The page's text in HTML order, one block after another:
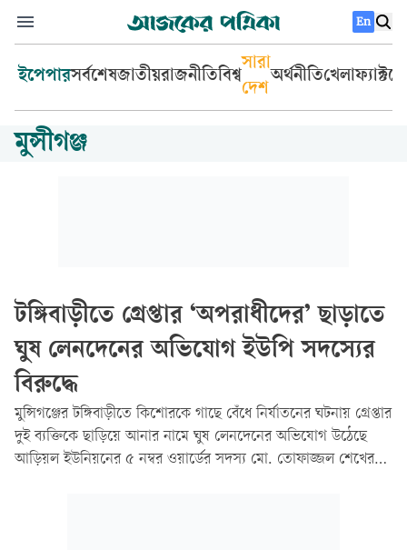
En
ইপেপারসর্বশেষজাতীয়রাজনীতিবিশ্ব
সারা
দেশ
অর্থনীতিখেলা
মুন্সীগঞ্জ
টঙ্গিবাড়ীতে গ্রেপ্তার ‘অপরাধীদের’ ছাড়াতে
ঘুষ লেনদেনের অভিযোগ ইউপি সদস্যের
বিরুদ্ধে
মুন্সিগঞ্জের টঙ্গিবাড়ীতে কিশোরকে গাছে বেঁধে নির্যাতনের ঘটনায় গ্রেপ্তার
দুই ব্যক্তিকে ছাড়িয়ে আনার নামে ঘুষ লেনদেনের অভিযোগ উঠেছে
আড়িয়ল ইউনিয়নের ৫ নম্বর ওয়ার্ডের সদস্য মো. তোফাজ্জল শেখের